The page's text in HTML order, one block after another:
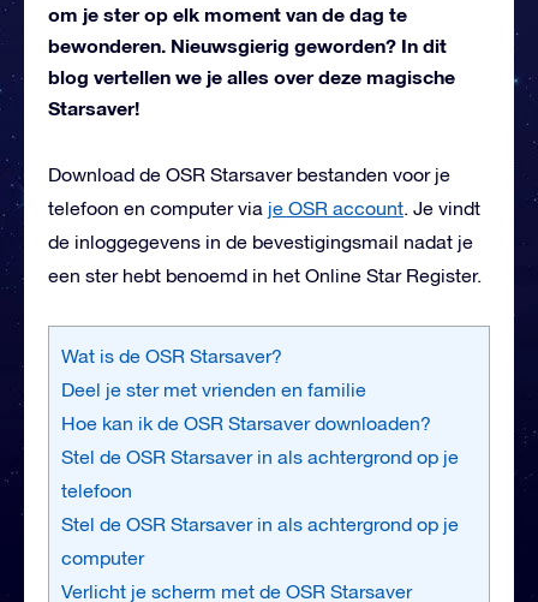
om je ster op elk moment van de dag te
bewonderen. Nieuwsgierig geworden? In dit
blog vertellen we je alles over deze magische
Starsaver!
Download de OSR Starsaver bestanden voor je
telefoon en computer via je OSR account. Je vindt
de inloggegevens in de bevestigingsmail nadat je
een ster hebt benoemd in het Online Star Register.
Wat is de OSR Starsaver?
Deel je ster met vrienden en familie
Hoe kan ik de OSR Starsaver downloaden?
Stel de OSR Starsaver in als achtergrond op je
telefoon
Stel de OSR Starsaver in als achtergrond op je
computer
Verlicht je scherm met de OSR Starsaver